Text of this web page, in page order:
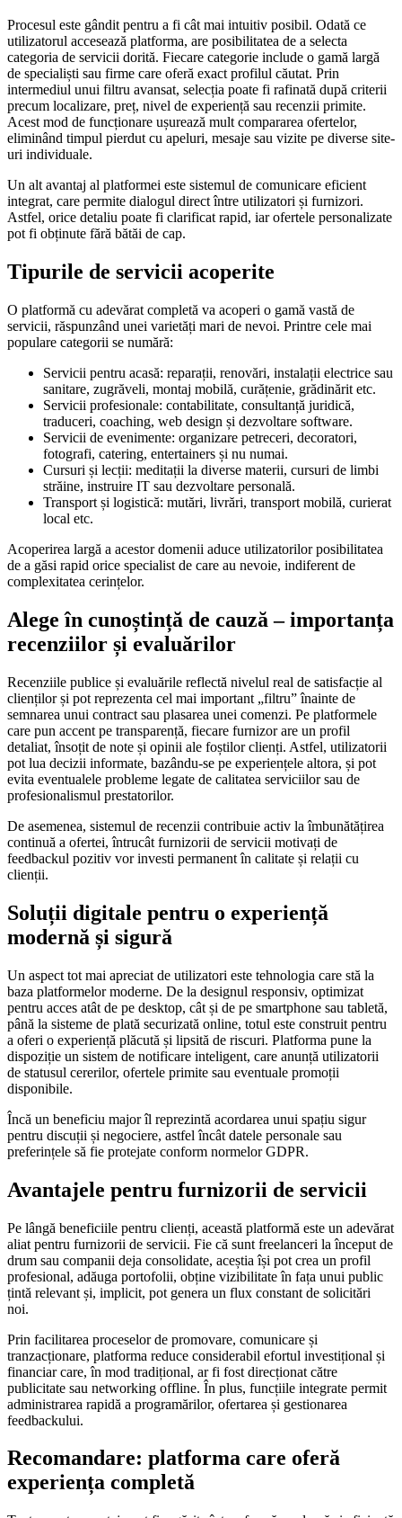
Procesul este gândit pentru a fi cât mai intuitiv posibil. Odată ce
utilizatorul accesează platforma, are posibilitatea de a selecta
categoria de servicii dorită. Fiecare categorie include o gamă largă
de specialiști sau firme care oferă exact profilul căutat. Prin
intermediul unui filtru avansat, selecția poate fi rafinată după criterii
precum localizare, preț, nivel de experiență sau recenzii primite.
Acest mod de funcționare ușurează mult compararea ofertelor,
eliminând timpul pierdut cu apeluri, mesaje sau vizite pe diverse site-
uri individuale.
Un alt avantaj al platformei este sistemul de comunicare eficient
integrat, care permite dialogul direct între utilizatori și furnizori.
Astfel, orice detaliu poate fi clarificat rapid, iar ofertele personalizate
pot fi obținute fără bătăi de cap.
Tipurile de servicii acoperite
O platformă cu adevărat completă va acoperi o gamă vastă de
servicii, răspunzând unei varietăți mari de nevoi. Printre cele mai
populare categorii se numără:
Servicii pentru acasă: reparații, renovări, instalații electrice sau
sanitare, zugrăveli, montaj mobilă, curățenie, grădinărit etc.
Servicii profesionale: contabilitate, consultanță juridică,
traduceri, coaching, web design și dezvoltare software.
Servicii de evenimente: organizare petreceri, decoratori,
fotografi, catering, entertainers și nu numai.
Cursuri și lecții: meditații la diverse materii, cursuri de limbi
străine, instruire IT sau dezvoltare personală.
Transport și logistică: mutări, livrări, transport mobilă, curierat
local etc.
Acoperirea largă a acestor domenii aduce utilizatorilor posibilitatea
de a găsi rapid orice specialist de care au nevoie, indiferent de
complexitatea cerințelor.
Alege în cunoștință de cauză – importanța
recenziilor și evaluărilor
Recenziile publice și evaluările reflectă nivelul real de satisfacție al
clienților și pot reprezenta cel mai important „filtru” înainte de
semnarea unui contract sau plasarea unei comenzi. Pe platformele
care pun accent pe transparență, fiecare furnizor are un profil
detaliat, însoțit de note și opinii ale foștilor clienți. Astfel, utilizatorii
pot lua decizii informate, bazându-se pe experiențele altora, și pot
evita eventualele probleme legate de calitatea serviciilor sau de
profesionalismul prestatorilor.
De asemenea, sistemul de recenzii contribuie activ la îmbunătățirea
continuă a ofertei, întrucât furnizorii de servicii motivați de
feedbackul pozitiv vor investi permanent în calitate și relații cu
clienții.
Soluții digitale pentru o experiență
modernă și sigură
Un aspect tot mai apreciat de utilizatori este tehnologia care stă la
baza platformelor moderne. De la designul responsiv, optimizat
pentru acces atât de pe desktop, cât și de pe smartphone sau tabletă,
până la sisteme de plată securizată online, totul este construit pentru
a oferi o experiență plăcută și lipsită de riscuri. Platforma pune la
dispoziție un sistem de notificare inteligent, care anunță utilizatorii
de statusul cererilor, ofertele primite sau eventuale promoții
disponibile.
Încă un beneficiu major îl reprezintă acordarea unui spațiu sigur
pentru discuții și negociere, astfel încât datele personale sau
preferințele să fie protejate conform normelor GDPR.
Avantajele pentru furnizorii de servicii
Pe lângă beneficiile pentru clienți, această platformă este un adevărat
aliat pentru furnizorii de servicii. Fie că sunt freelanceri la început de
drum sau companii deja consolidate, aceștia își pot crea un profil
profesional, adăuga portofolii, obține vizibilitate în fața unui public
țintă relevant și, implicit, pot genera un flux constant de solicitări
noi.
Prin facilitarea proceselor de promovare, comunicare și
tranzacționare, platforma reduce considerabil efortul investițional și
financiar care, în mod tradițional, ar fi fost direcționat către
publicitate sau networking offline. În plus, funcțiile integrate permit
administrarea rapidă a programărilor, ofertarea și gestionarea
feedbackului.
Recomandare: platforma care oferă
experiența completă